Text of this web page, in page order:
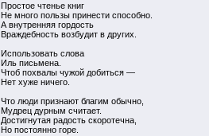
Простое чтенье книг
Не много пользы принести способно.
А внутренняя гордость
Враждебность возбудит в других.
Использовать слова
Иль письмена.
Чтоб похвалы чужой добиться —
Нет хуже ничего.
Что люди признают благим обычно,
Мудрец дурным считает.
Достигнутая радость скоротечна,
Но постоянно горе.